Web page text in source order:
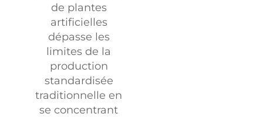
de plantes
artificielles
dépasse les
limites de la
production
standardisée
traditionnelle en
se concentrant